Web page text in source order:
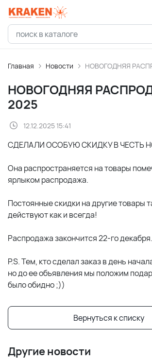
Главная Новости НОВОГОДНЯЯ
НОВОГОДНЯЯ
2025
12.12.2025 15:41
СДЕЛАЛИ ОСОБУЮ СКИДКУ В ЧЕСТЬ
Она распространяется на товары
ярлыком распродажа.
Постоянные скидки на другие товары
действуют как и всегда!
Распродажа закончится 22-го декабря.
P.S. Тем, кто сделал заказ в день
но до ее объявления мы положим
было обидно ;))
Вернуться к списку
Другие новости